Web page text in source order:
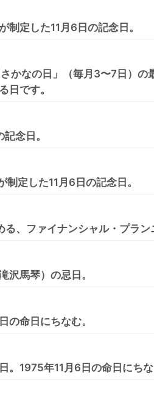
定した11月6日の記念日。
かなの日」（毎月3〜7日）の
日です。
念日。
定した11月6日の記念日。
、ファイナンシャル・プラン
沢馬琴）の忌日。
の命日にちなむ。
。1975年11月6日の命日にちな